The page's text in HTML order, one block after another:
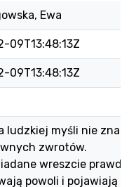
Ewa
09T13:48:13Z
09T13:48:13Z
ludzkiej myśli nie zna
zwrotów.
wreszcie prawdy
powoli i pojawiają